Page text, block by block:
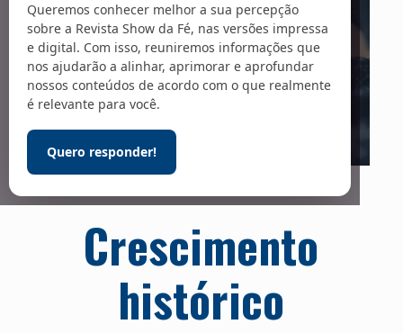
Queremos conhecer melhor a sua percepção
sobre a Revista Show da Fé, nas versões impressa
e digital. Com isso, reuniremos informações que
nos ajudarão a alinhar, aprimorar e aprofundar
nossos conteúdos de acordo com o que realmente
é relevante para você.
Quero responder!
Foto: Arte sobre foto de Pcess609 / Adobe Stock
Crescimento
histórico